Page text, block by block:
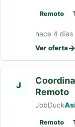
Remoto
hace 4 días
Ver oferta→
J
Remoto
JobDuck
Remoto